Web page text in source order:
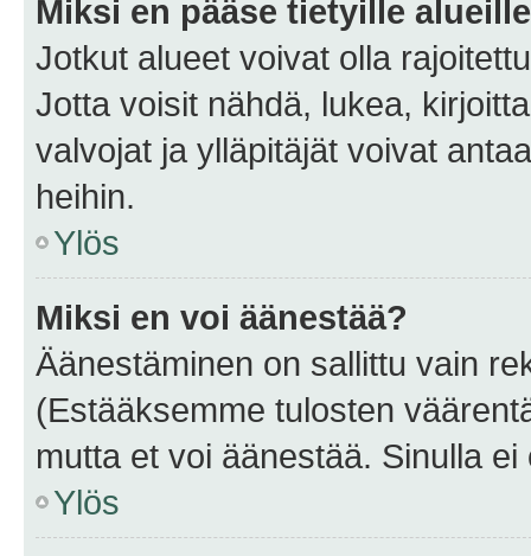
Miksi en pääse tietyille
Jotkut alueet voivat olla
Jotta voisit nähdä, lukea,
valvojat ja ylläpitäjät voivat
heihin.
Ylös
Miksi en voi äänestää?
Äänestäminen on sallittu vain
(Estääksemme tulosten
mutta et voi äänestää. Sinulla
Ylös